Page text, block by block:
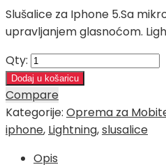
Slušalice za Iphone 5.Sa
upravljanjem glasnoćom.
Qty:
Dodaj u košaricu
Compare
Kategorije: Oprema za
iphone, Lightning,slusalice
Opis